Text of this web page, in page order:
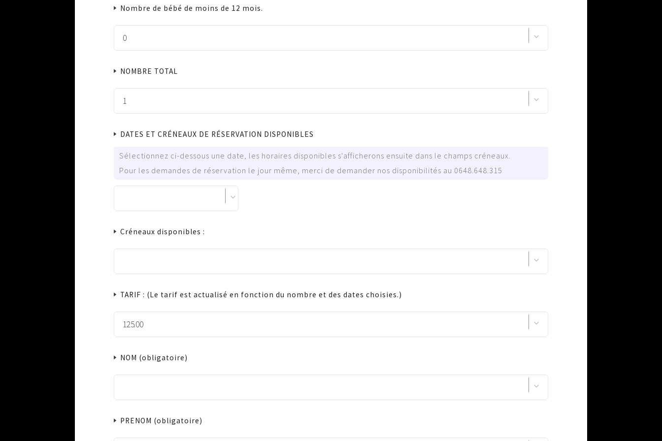
Nombre de bébé de moins de 12 mois.
NOMBRE TOTAL
DATES ET CRÉNEAUX DE RÉSERVATION DISPONIBLES
Sélectionnez ci-dessous une date, les horaires disponibles s'afficherons ensuite dans le champs créneaux.
Pour les demandes de réservation le jour même, merci de demander nos disponibilités au 0648.648.315
Créneaux disponibles :
TARIF : (Le tarif est actualisé en fonction du nombre et des dates choisies.)
NOM (obligatoire)
PRENOM (obligatoire)